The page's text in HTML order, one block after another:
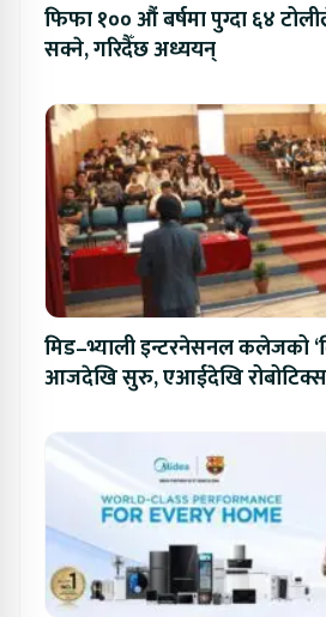
फिफा १०० औं बर्षमा पुग्दा ६४
सक्ने, गरिदैँछ अध्ययन्
मिड–भ्याली इन्टरनेसनल कलेजको
आजदेखि सुरु, एआईदेखि